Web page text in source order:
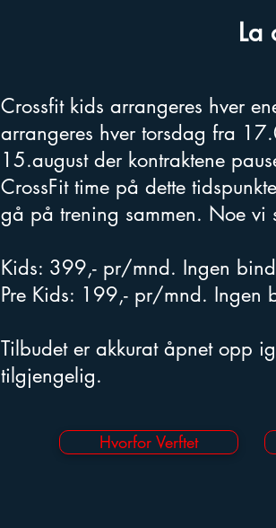
La
Crossfit kids arrangeres hver
arrangeres hver torsdag fra
15.august der kontraktene
CrossFit time på dette
gå på trening sammen. Noe vi
Kids: 399,- pr/mnd. Ingen
Pre Kids: 199,- pr/mnd. Ingen
Tilbudet er akkurat åpnet opp
tilgjengelig.
Hvorfor Verftet